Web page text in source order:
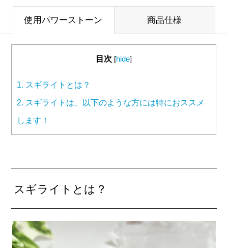
使用パワーストーン 商品仕様
目次 [hide]
1. スギライトとは？
2. スギライトは、以下のような方には特におススメ
します！
スギライトとは？